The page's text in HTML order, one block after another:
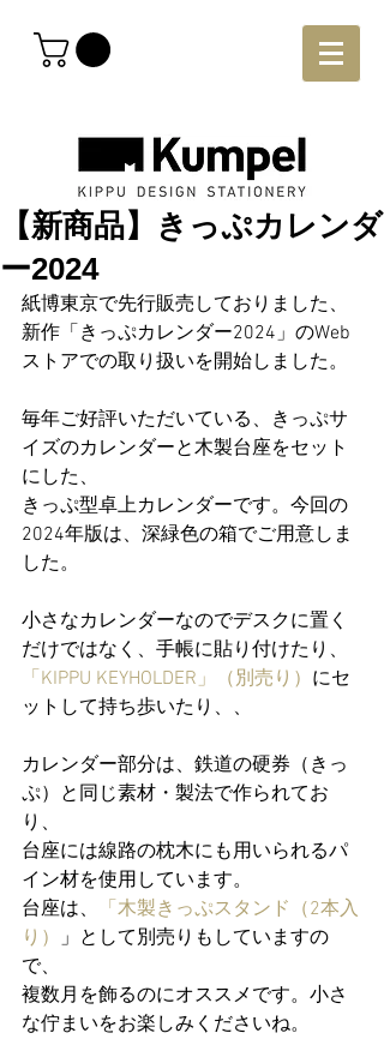
【新商品】きっぷカレンダ
ー2024
紙博東京で先行販売しておりました、
新作「きっぷカレンダー2024」のWeb
ストアでの取り扱いを開始しました。
毎年ご好評いただいている、きっぷサ
イズのカレンダーと木製台座をセット
にした、
きっぷ型卓上カレンダーです。今回の
2024年版は、深緑色の箱でご用意しま
した。
小さなカレンダーなのでデスクに置く
だけではなく、手帳に貼り付けたり、
「KIPPU KEYHOLDER」（別売り） にセ
ットして持ち歩いたり、、
カレンダー部分は、鉄道の硬券（きっ
ぷ）と同じ素材・製法で作られてお
り、
台座には線路の枕木にも用いられるパ
イン材を使用しています。
台座は、
「木製きっぷスタンド（2本入
り） 」として別売りもしていますの
で、
複数月を飾るのにオススメです。小さ
な佇まいをお楽しみくださいね。